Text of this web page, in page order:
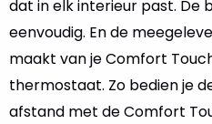
dat in elk interieur past. De
eenvoudig. En de
maakt van je Comfort
thermostaat. Zo bedien je
afstand met de Comfort